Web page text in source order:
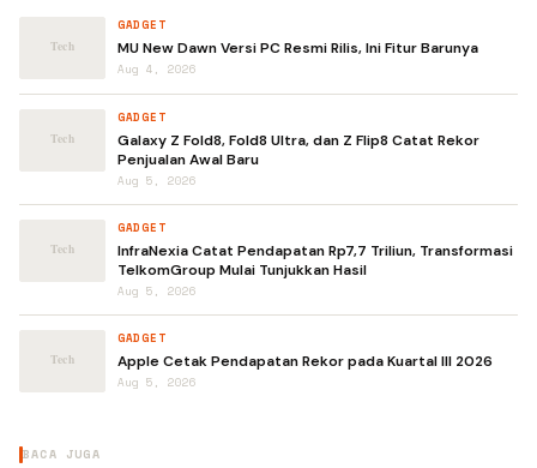
GADGET
MU New Dawn Versi PC Resmi Rilis, Ini Fitur Barunya
Aug 4, 2026
GADGET
Galaxy Z Fold8, Fold8 Ultra, dan Z Flip8 Catat Rekor
Penjualan Awal Baru
Aug 5, 2026
GADGET
InfraNexia Catat Pendapatan Rp7,7 Triliun, Transformasi
TelkomGroup Mulai Tunjukkan Hasil
Aug 5, 2026
GADGET
Apple Cetak Pendapatan Rekor pada Kuartal III 2026
Aug 5, 2026
BACA JUGA